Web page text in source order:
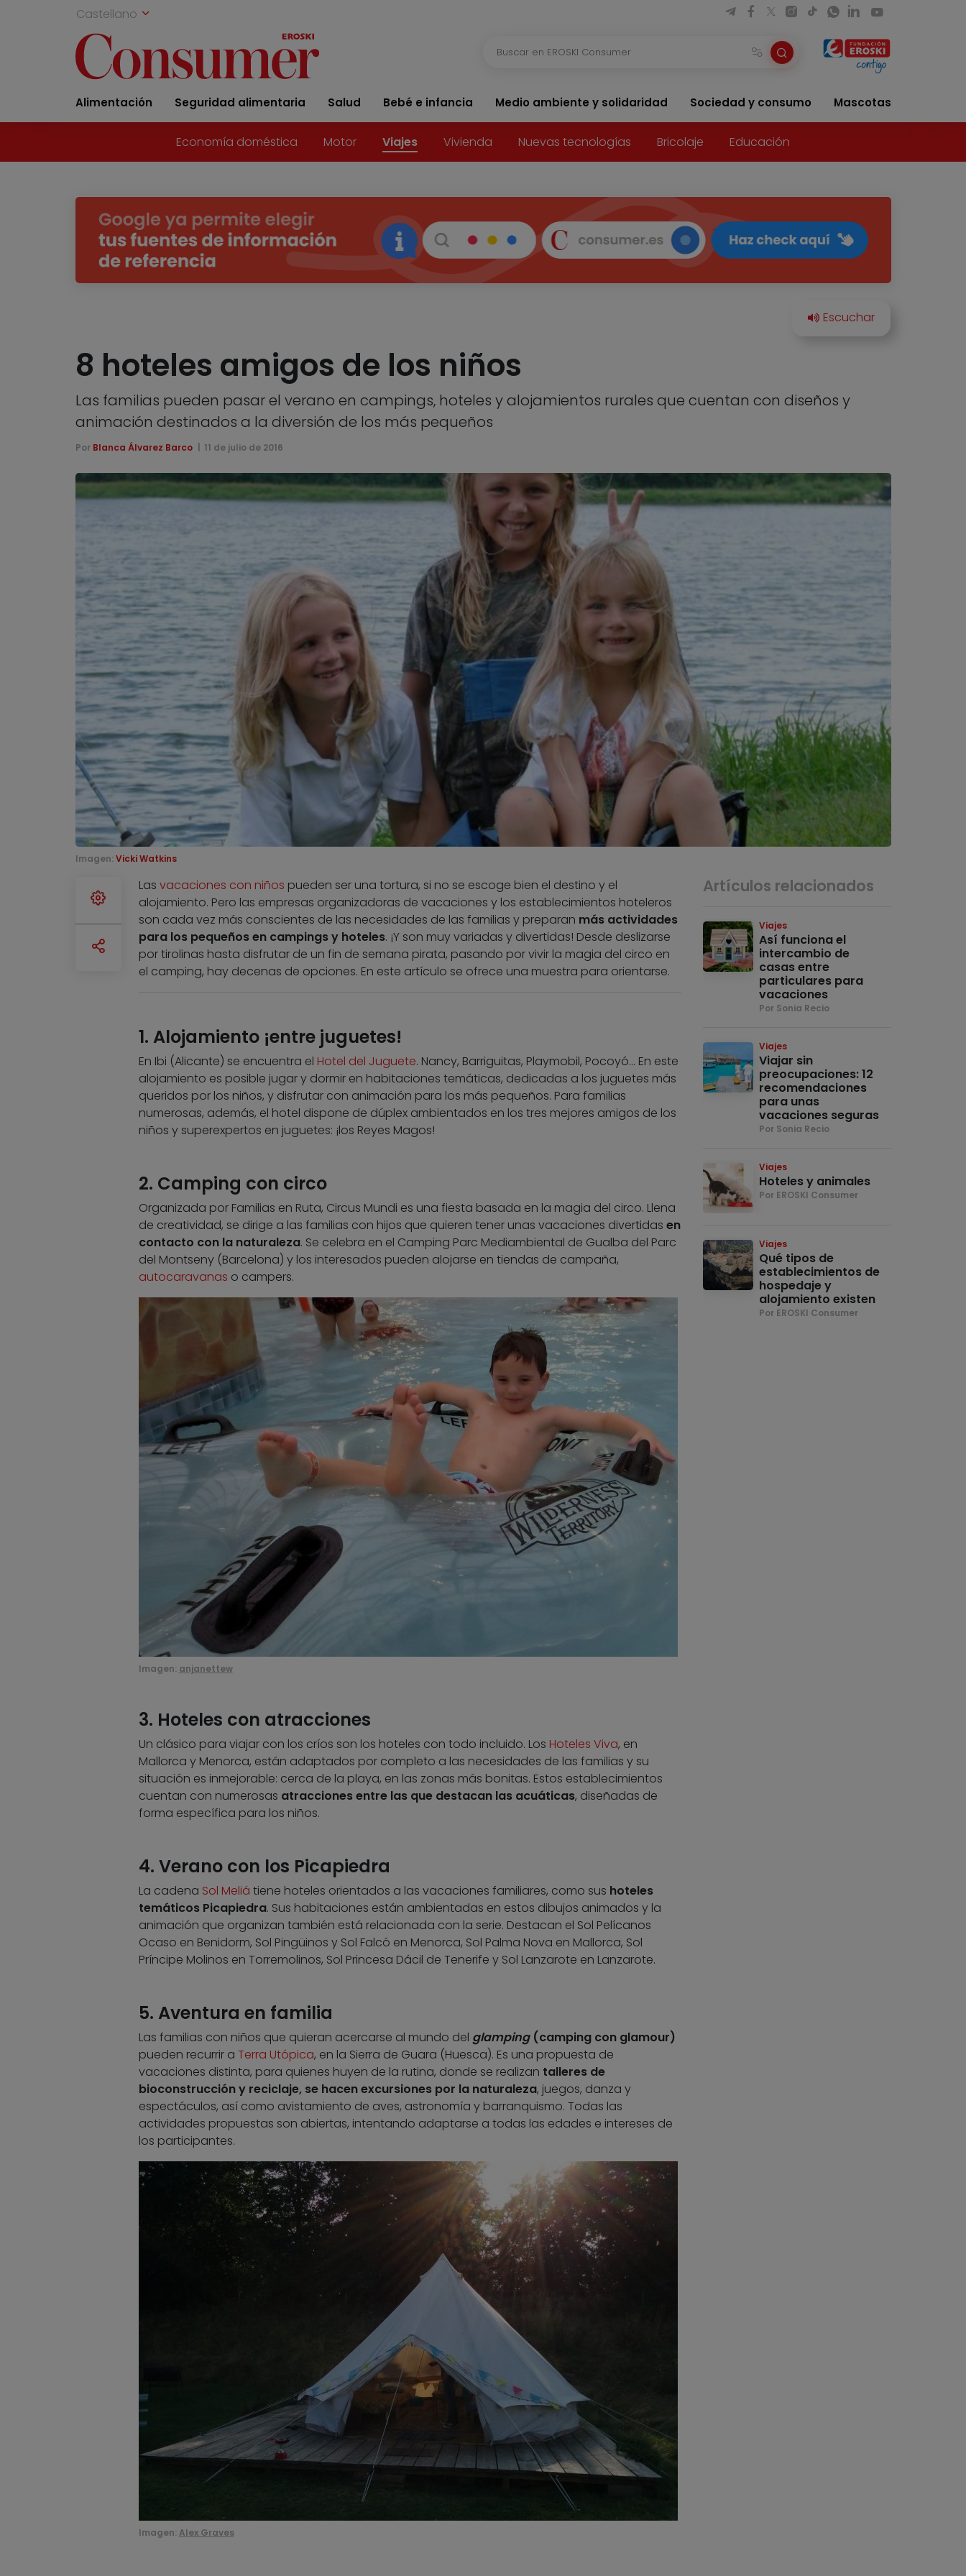
Castellano
Alimentación Seguridad alimentaria Salud Bebé e infancia Medio ambiente y solidaridad Sociedad y consumo Mascotas
Economía doméstica Motor Viajes Vivienda Nuevas tecnologías Bricolaje Educación
8 hoteles amigos de los niños
Las familias pueden pasar el verano en campings, hoteles y alojamientos rurales que cuentan con diseños y
animación destinados a la diversión de los más pequeños
Por Blanca Álvarez Barco 11 de julio de 2016
Imagen: Vicki Watkins
Las vacaciones con niños pueden ser una tortura, si no se escoge bien el destino y el
alojamiento. Pero las empresas organizadoras de vacaciones y los establecimientos hoteleros
son cada vez más conscientes de las necesidades de las familias y preparan más actividades
para los pequeños en campings y hoteles. ¡Y son muy variadas y divertidas! Desde deslizarse
por tirolinas hasta disfrutar de un fin de semana pirata, pasando por vivir la magia del circo en
el camping, hay decenas de opciones. En este artículo se ofrece una muestra para orientarse.
1. Alojamiento ¡entre juguetes!
En Ibi (Alicante) se encuentra el Hotel del Juguete. Nancy, Barriguitas, Playmobil, Pocoyó… En este
alojamiento es posible jugar y dormir en habitaciones temáticas, dedicadas a los juguetes más
queridos por los niños, y disfrutar con animación para los más pequeños. Para familias
numerosas, además, el hotel dispone de dúplex ambientados en los tres mejores amigos de los
niños y superexpertos en juguetes: ¡los Reyes Magos!
2. Camping con circo
Organizada por Familias en Ruta, Circus Mundi es una fiesta basada en la magia del circo. Llena
de creatividad, se dirige a las familias con hijos que quieren tener unas vacaciones divertidas en
contacto con la naturaleza. Se celebra en el Camping Parc Mediambiental de Gualba del Parc
del Montseny (Barcelona) y los interesados pueden alojarse en tiendas de campaña,
autocaravanas o campers.
Imagen: anjanettew
3. Hoteles con atracciones
Un clásico para viajar con los críos son los hoteles con todo incluido. Los Hoteles Viva, en
Mallorca y Menorca, están adaptados por completo a las necesidades de las familias y su
situación es inmejorable: cerca de la playa, en las zonas más bonitas. Estos establecimientos
cuentan con numerosas atracciones entre las que destacan las acuáticas, diseñadas de
forma específica para los niños.
4. Verano con los Picapiedra
La cadena Sol Meliá tiene hoteles orientados a las vacaciones familiares, como sus hoteles
temáticos Picapiedra. Sus habitaciones están ambientadas en estos dibujos animados y la
animación que organizan también está relacionada con la serie. Destacan el Sol Pelícanos
Ocaso en Benidorm, Sol Pingüinos y Sol Falcó en Menorca, Sol Palma Nova en Mallorca, Sol
Príncipe Molinos en Torremolinos, Sol Princesa Dácil de Tenerife y Sol Lanzarote en Lanzarote.
5. Aventura en familia
Las familias con niños que quieran acercarse al mundo del glamping(camping con glamour)
pueden recurrir a Terra Utópica, en la Sierra de Guara (Huesca). Es una propuesta de
vacaciones distinta, para quienes huyen de la rutina, donde se realizan talleres de
bioconstrucción y reciclaje, se hacen excursiones por la naturaleza, juegos, danza y
espectáculos, así como avistamiento de aves, astronomía y barranquismo. Todas las
actividades propuestas son abiertas, intentando adaptarse a todas las edades e intereses de
los participantes.
Imagen: Alex Graves
Artículos relacionados
Viajes
Así funciona el
intercambio de
casas entre
particulares para
vacaciones
Por Sonia Recio
Viajes
Viajar sin
preocupaciones: 12
recomendaciones
para unas
vacaciones seguras
Por Sonia Recio
Viajes
Hoteles y animales
Por EROSKI Consumer
Viajes
Qué tipos de
establecimientos de
hospedaje y
alojamiento existen
Por EROSKI Consumer